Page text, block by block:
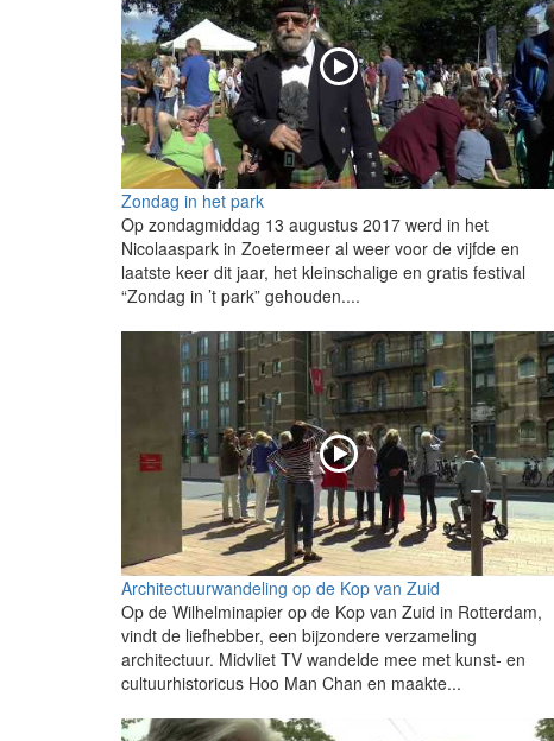
Zondag in het park
Op zondagmiddag 13 augustus 2017 werd in het
Nicolaaspark in Zoetermeer al weer voor de vijfde en
laatste keer dit jaar, het kleinschalige en gratis festival
“Zondag in ’t park” gehouden....
Architectuurwandeling op de Kop van Zuid
Op de Wilhelminapier op de Kop van Zuid in Rotterdam,
vindt de liefhebber, een bijzondere verzameling
architectuur. Midvliet TV wandelde mee met kunst- en
cultuurhistoricus Hoo Man Chan en maakte...